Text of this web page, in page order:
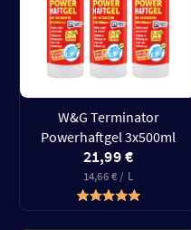
W&G Terminator
Powerhaftgel 3x500ml
21,99 €
14,66 € / L